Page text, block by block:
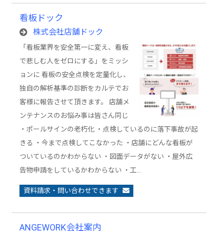
看板ドック
株式会社店舗ドック
「看板業界を安全第一に変え、看板
で悲しむ人をゼロにする」をミッシ
ョンに 看板の安全点検を定量化し、
独自の解析基準の診断をカルテでお
客様に報告させて頂きます。 店舗メ
ンテナンスのお悩み事は皆さん同じ
・ポールサインの老朽化 ・点検しているのに落下事故が起
きる ・今まで点検してこなかった ・店舗にどんな看板が
ついているのかわからない ・図面データがない ・屋外広
告物申請をしているかわからない ・工…
資料請求・問い合わせできます
ANGEWORK会社案内